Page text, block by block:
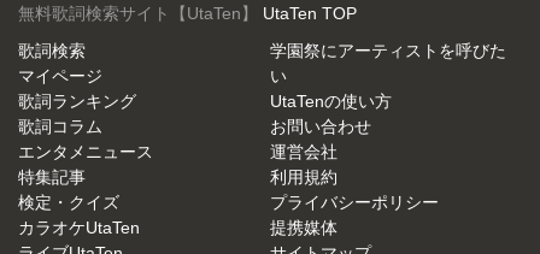
無料歌詞検索サイト【UtaTen】 UtaTen TOP
歌詞検索
マイページ
歌詞ランキング
歌詞コラム
エンタメニュース
特集記事
検定・クイズ
カラオケUtaTen
学園祭にアーティストを呼びた
い
UtaTenの使い方
お問い合わせ
運営会社
利用規約
プライバシーポリシー
提携媒体